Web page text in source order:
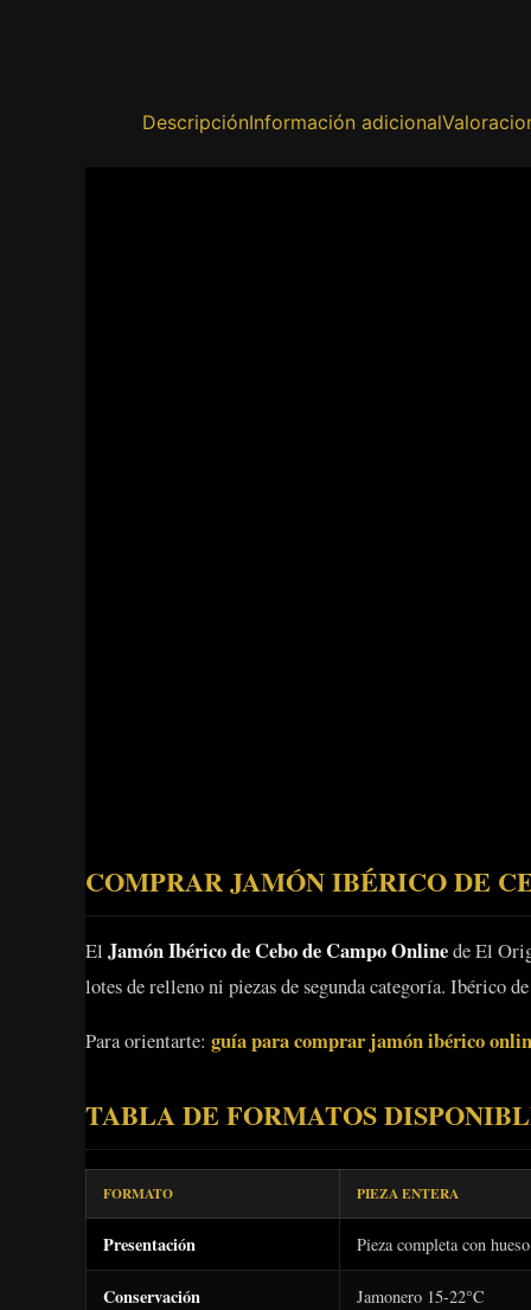
DescripciónInformación adicional
COMPRAR JAMÓN IBÉRICO DE
El Jamón Ibérico de Cebo de Campo Onlinede El
lotes de relleno ni piezas de segunda categoría. Ibérico
Para orientarte: guía para comprar jamón ibérico
TABLA DE FORMATOS
FORMATO PIEZA ENTERA
Presentación Pieza completa con hueso
Conservación Jamonero 15-22°C